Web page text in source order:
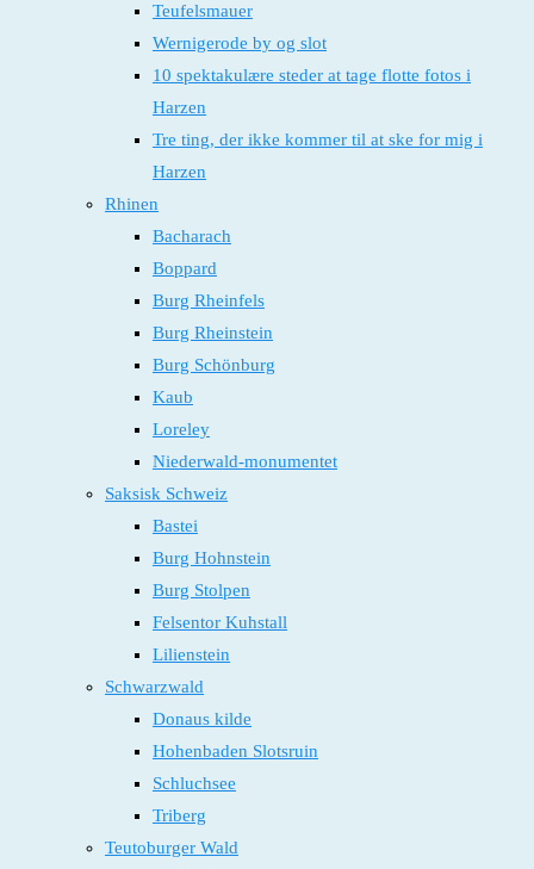
Teufelsmauer
Wernigerode by og slot
10 spektakulære steder at tage flotte fotos i
Harzen
Tre ting, der ikke kommer til at ske for mig i
Harzen
Rhinen
Bacharach
Boppard
Burg Rheinfels
Burg Rheinstein
Burg Schönburg
Kaub
Loreley
Niederwald-monumentet
Saksisk Schweiz
Bastei
Burg Hohnstein
Burg Stolpen
Felsentor Kuhstall
Lilienstein
Schwarzwald
Donaus kilde
Hohenbaden Slotsruin
Schluchsee
Triberg
Teutoburger Wald